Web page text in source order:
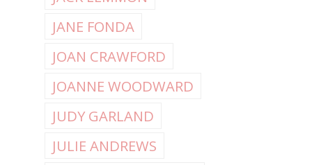
JANE FONDA
JOAN CRAWFORD
JOANNE WOODWARD
JUDY GARLAND
JULIE ANDREWS